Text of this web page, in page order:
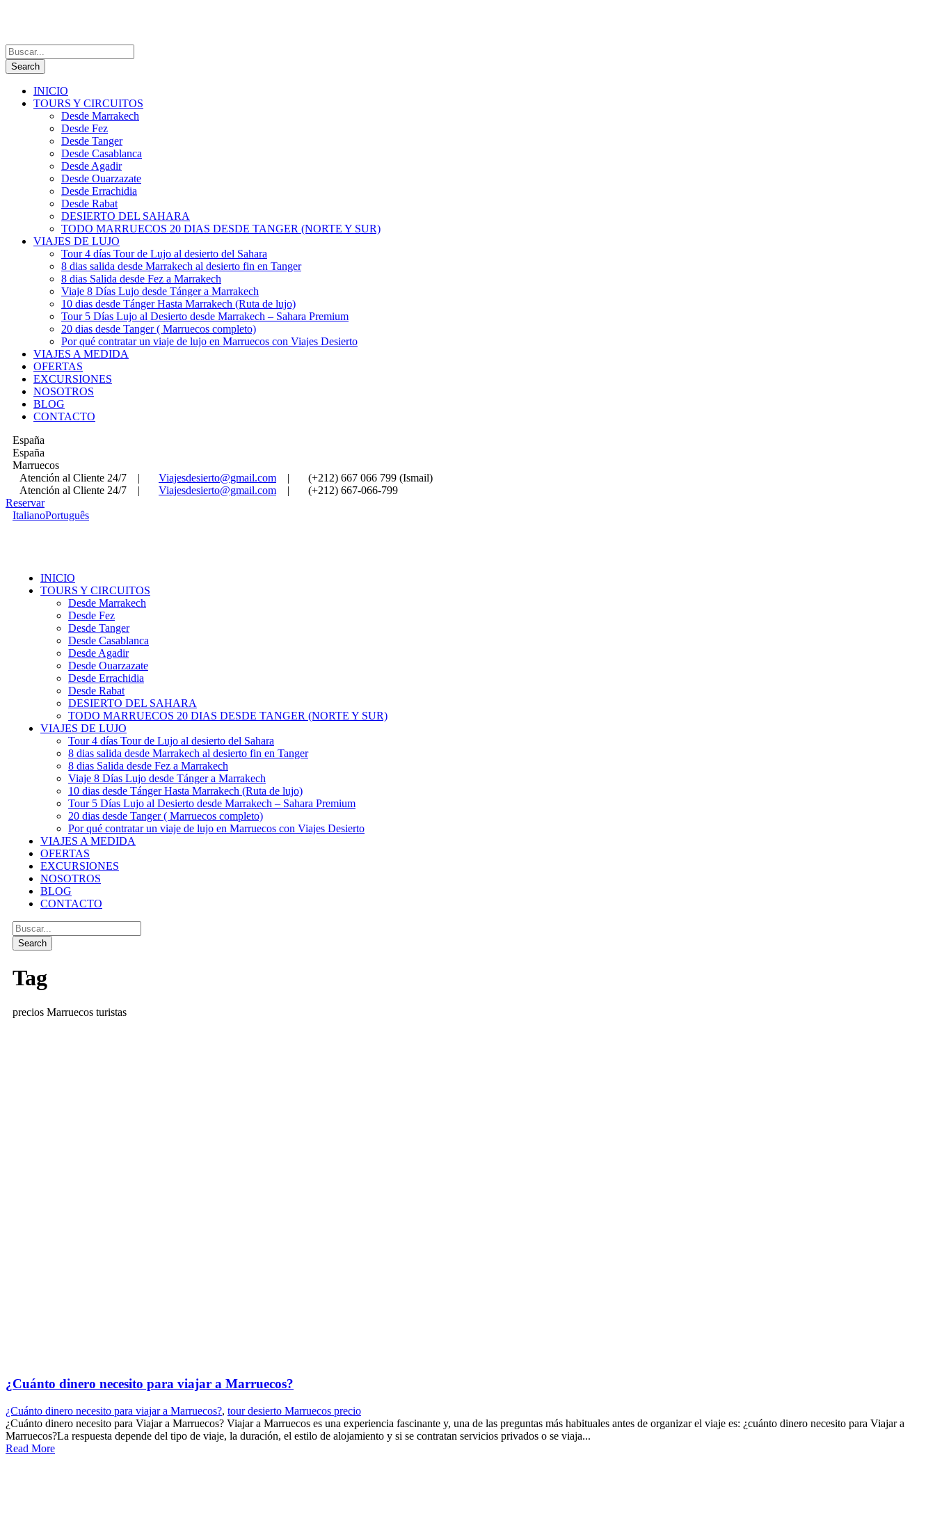
INICIO
TOURS Y CIRCUITOS
Desde Marrakech
Desde Fez
Desde Tanger
Desde Casablanca
Desde Agadir
Desde Ouarzazate
Desde Errachidia
Desde Rabat
DESIERTO DEL SAHARA
TODO MARRUECOS 20 DIAS DESDE TANGER (NORTE Y SUR)
VIAJES DE LUJO
Tour 4 días Tour de Lujo al desierto del Sahara
8 dias salida desde Marrakech al desierto fin en Tanger
8 dias Salida desde Fez a Marrakech
Viaje 8 Días Lujo desde Tánger a Marrakech
10 dias desde Tánger Hasta Marrakech (Ruta de lujo)
Tour 5 Días Lujo al Desierto desde Marrakech – Sahara Premium
20 dias desde Tanger ( Marruecos completo)
Por qué contratar un viaje de lujo en Marruecos con Viajes Desierto
VIAJES A MEDIDA
OFERTAS
EXCURSIONES
NOSOTROS
BLOG
CONTACTO
España
España
Marruecos
Atención al Cliente 24/7
| Viajesdesierto@gmail.com |
(+212) 667 066 799 (Ismail)
Atención al Cliente 24/7
| Viajesdesierto@gmail.com |
(+212) 667-066-799
Reservar
ItalianoPortuguês
INICIO
TOURS Y CIRCUITOS
Desde Marrakech
Desde Fez
Desde Tanger
Desde Casablanca
Desde Agadir
Desde Ouarzazate
Desde Errachidia
Desde Rabat
DESIERTO DEL SAHARA
TODO MARRUECOS 20 DIAS DESDE TANGER (NORTE Y SUR)
VIAJES DE LUJO
Tour 4 días Tour de Lujo al desierto del Sahara
8 dias salida desde Marrakech al desierto fin en Tanger
8 dias Salida desde Fez a Marrakech
Viaje 8 Días Lujo desde Tánger a Marrakech
10 dias desde Tánger Hasta Marrakech (Ruta de lujo)
Tour 5 Días Lujo al Desierto desde Marrakech – Sahara Premium
20 dias desde Tanger ( Marruecos completo)
Por qué contratar un viaje de lujo en Marruecos con Viajes Desierto
VIAJES A MEDIDA
OFERTAS
EXCURSIONES
NOSOTROS
BLOG
CONTACTO
Tag
precios Marruecos turistas
¿Cuánto dinero necesito para viajar a Marruecos?
¿Cuánto dinero necesito para viajar a Marruecos?, tour desierto Marruecos precio
¿Cuánto dinero necesito para Viajar a Marruecos? Viajar a Marruecos es una experiencia fascinante y, una de las preguntas más habituales antes de organizar el viaje es: ¿cuánto dinero necesito para Viajar a
Marruecos?La respuesta depende del tipo de viaje, la duración, el estilo de alojamiento y si se contratan servicios privados o se viaja...
Read More